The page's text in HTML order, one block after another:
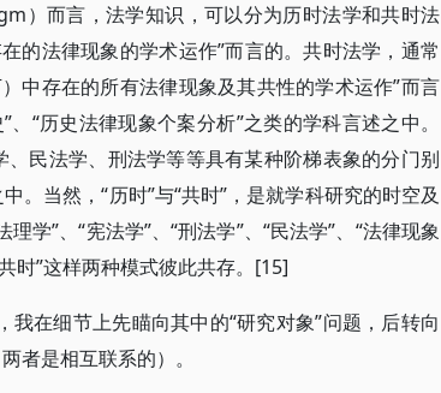
）而言，法学知识，可以分为历时法学和共时法
的法律现象的学术运作”而言的。共时法学，通常
中存在的所有法律现象及其共性的学术运作”而言
“历史法律现象个案分析”之类的学科言述之中。
民法学、刑法学等等具有某种阶梯表象的分门别
。当然，“历时”与“共时”，是就学科研究的时空及
学”、“宪法学”、“刑法学”、“民法学”、“法律现象
时”这样两种模式彼此共存。[15]
在细节上先瞄向其中的“研究对象”问题，后转向
者是相互联系的）。